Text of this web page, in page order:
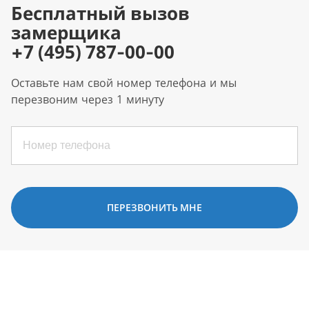
Бесплатный вызов
замерщика
+7 (495) 787-00-00
Оставьте нам свой номер телефона и мы
перезвоним через 1 минуту
ПЕРЕЗВОНИТЬ МНЕ